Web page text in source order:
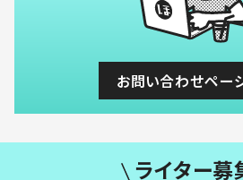
お問い合わせペー
ライター募